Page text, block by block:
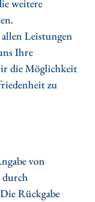
weitere
Leistungen
Ihre
die Möglichkeit
zu
von
durch
Rückgabe